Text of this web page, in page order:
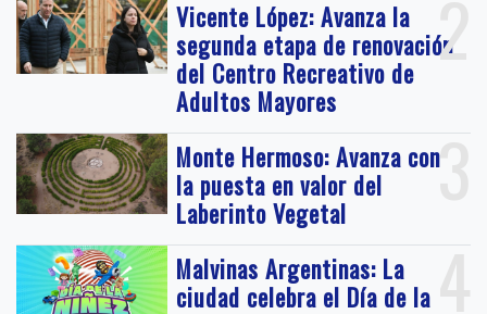
2
Vicente López: Avanza la
segunda etapa de renovación
del Centro Recreativo de
Adultos Mayores
3
Monte Hermoso: Avanza con
la puesta en valor del
Laberinto Vegetal
4
Malvinas Argentinas: La
ciudad celebra el Día de la